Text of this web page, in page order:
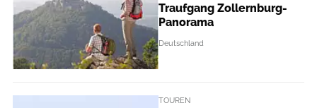
Traufgang Zollernburg-
Panorama
Deutschland
TOUREN